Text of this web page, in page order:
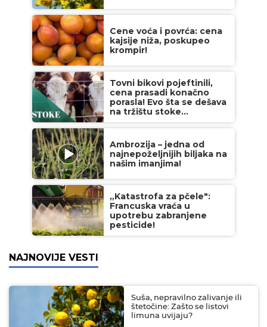
Cene voća i povrća: cena
kajsije niža, poskupeo
krompir!
Tovni bikovi pojeftinili,
cena prasadi konačno
porasla! Evo šta se dešava
na tržištu stoke...
Ambrozija – jedna od
najnepoželjnijih biljaka na
našim imanjima!
„Katastrofa za pčele":
Francuska vraća u
upotrebu zabranjene
pesticide!
NAJNOVIJE VESTI
Suša, nepravilno zalivanje ili
štetočine: Zašto se listovi
limuna uvijaju?